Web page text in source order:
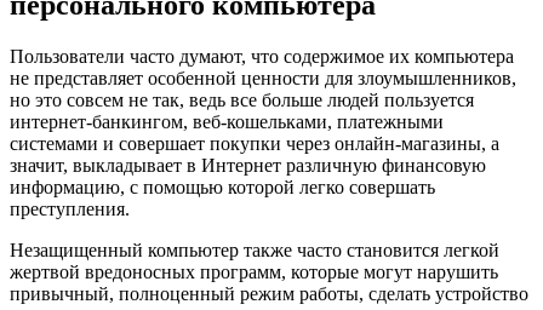
Пользователи часто думают, что содержимое их компьютера
не представляет особенной ценности для злоумышленников,
но это совсем не так, ведь все больше людей пользуется
интернет-банкингом, веб-кошельками, платежными
системами и совершает покупки через онлайн-магазины, а
значит, выкладывает в Интернет различную финансовую
информацию, с помощью которой легко совершать
преступления.
Незащищенный компьютер также часто становится легкой
жертвой вредоносных программ, которые могут нарушить
привычный, полноценный режим работы, сделать устройство